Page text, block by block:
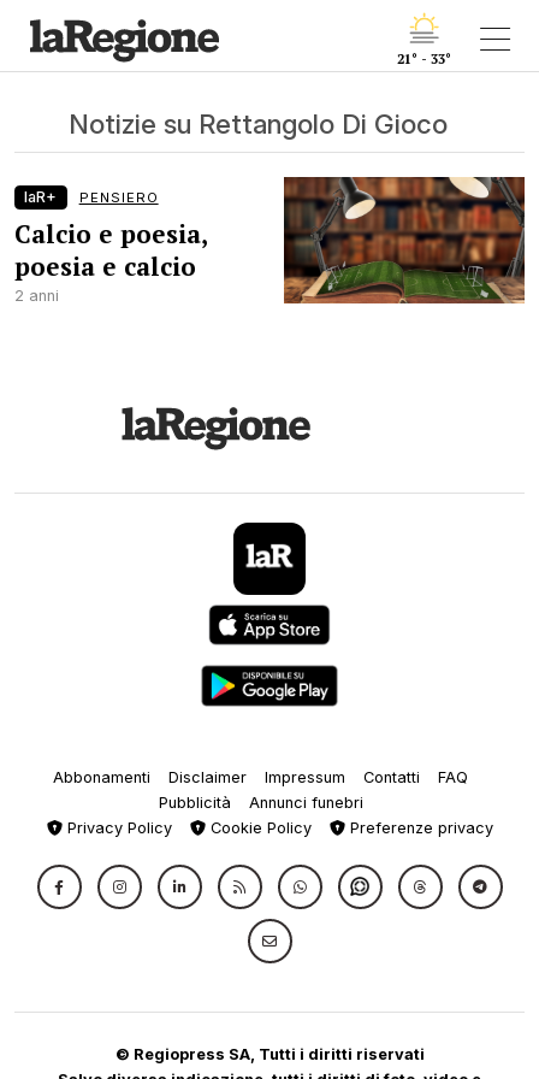
21° - 33°
Notizie su Rettangolo Di Gioco
laR+ PENSIERO
Calcio e poesia,
poesia e calcio
2 anni
Abbonamenti Disclaimer Impressum Contatti
FAQ
Pubblicità
Annunci funebri
Privacy Policy
Cookie Policy Preferenze privacy
© Regiopress SA, Tutti i diritti riservati